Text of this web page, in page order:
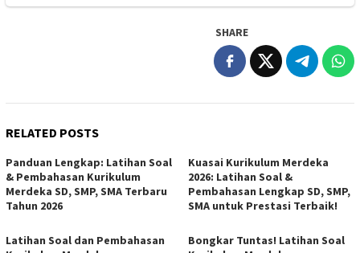
SHARE
RELATED POSTS
Panduan Lengkap: Latihan Soal
& Pembahasan Kurikulum
Merdeka SD, SMP, SMA Terbaru
Tahun 2026
Kuasai Kurikulum Merdeka
2026: Latihan Soal &
Pembahasan Lengkap SD, SMP,
SMA untuk Prestasi Terbaik!
Latihan Soal dan Pembahasan
Bongkar Tuntas! Latihan Soal